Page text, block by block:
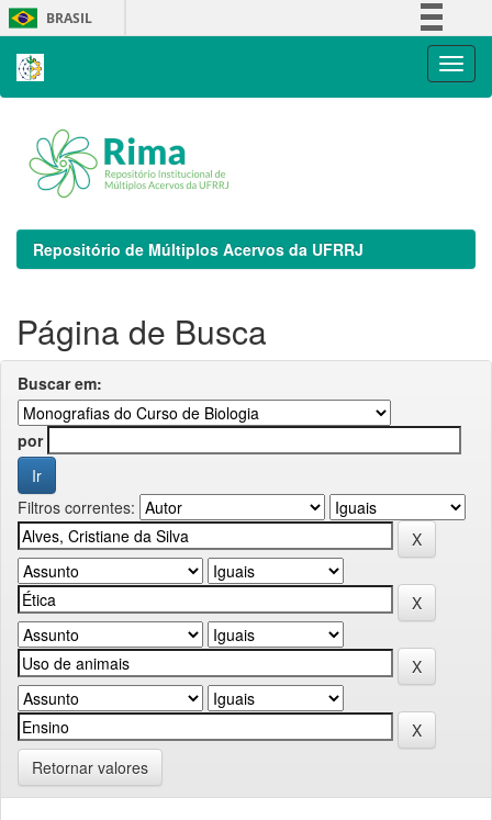
Skip
navigation
BRASIL
Repositório de Múltiplos Acervos da UFRRJ
Página de Busca
Buscar em:
por
Filtros correntes:
Retornar valores